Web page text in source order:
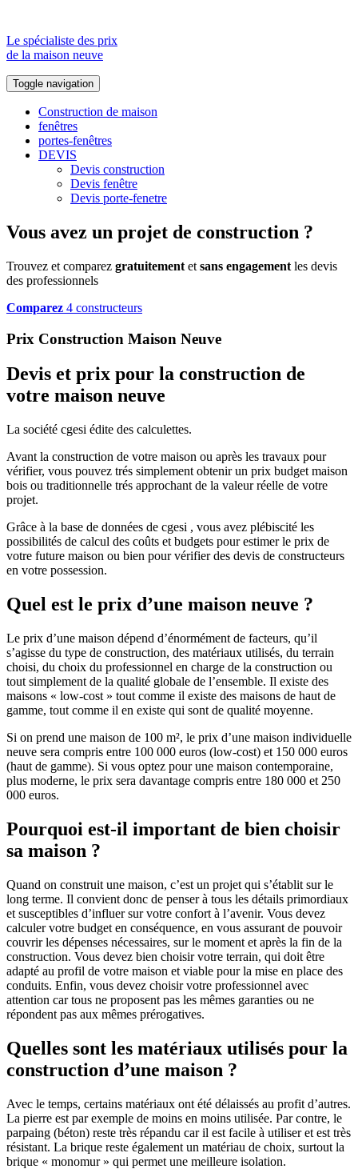
Le spécialiste des prix
de la maison neuve
Toggle navigation
Construction de maison
fenêtres
portes-fenêtres
DEVIS
Devis construction
Devis fenêtre
Devis porte-fenetre
Vous avez un projet de construction ?
Trouvez et comparez gratuitement et sans engagement les devis
des professionnels
Comparez 4 constructeurs
Prix Construction Maison Neuve
Devis et prix pour la construction de
votre maison neuve
La société cgesi édite des calculettes.
Avant la construction de votre maison ou après les travaux pour
vérifier, vous pouvez trés simplement obtenir un prix budget maison
bois ou traditionnelle trés approchant de la valeur réelle de votre
projet.
Grâce à la base de données de cgesi , vous avez plébiscité les
possibilités de calcul des coûts et budgets pour estimer le prix de
votre future maison ou bien pour vérifier des devis de constructeurs
en votre possession.
Quel est le prix d’une maison neuve ?
Le prix d’une maison dépend d’énormément de facteurs, qu’il
s’agisse du type de construction, des matériaux utilisés, du terrain
choisi, du choix du professionnel en charge de la construction ou
tout simplement de la qualité globale de l’ensemble. Il existe des
maisons « low-cost » tout comme il existe des maisons de haut de
gamme, tout comme il en existe qui sont de qualité moyenne.
Si on prend une maison de 100 m², le prix d’une maison individuelle
neuve sera compris entre 100 000 euros (low-cost) et 150 000 euros
(haut de gamme). Si vous optez pour une maison contemporaine,
plus moderne, le prix sera davantage compris entre 180 000 et 250
000 euros.
Pourquoi est-il important de bien choisir
sa maison ?
Quand on construit une maison, c’est un projet qui s’établit sur le
long terme. Il convient donc de penser à tous les détails primordiaux
et susceptibles d’influer sur votre confort à l’avenir. Vous devez
calculer votre budget en conséquence, en vous assurant de pouvoir
couvrir les dépenses nécessaires, sur le moment et après la fin de la
construction. Vous devez bien choisir votre terrain, qui doit être
adapté au profil de votre maison et viable pour la mise en place des
conduits. Enfin, vous devez choisir votre professionnel avec
attention car tous ne proposent pas les mêmes garanties ou ne
répondent pas aux mêmes prérogatives.
Quelles sont les matériaux utilisés pour la
construction d’une maison ?
Avec le temps, certains matériaux ont été délaissés au profit d’autres.
La pierre est par exemple de moins en moins utilisée. Par contre, le
parpaing (béton) reste très répandu car il est facile à utiliser et est très
résistant. La brique reste également un matériau de choix, surtout la
brique « monomur » qui permet une meilleure isolation.